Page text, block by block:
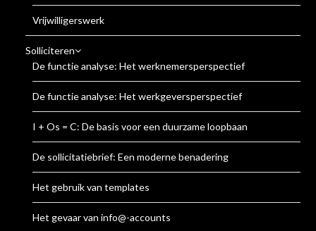
Vrijwilligerswerk
Solliciteren
De functie analyse: Het werknemersperspectief
De functie analyse: Het werkgeversperspectief
I + Os = C: De basis voor een duurzame loopbaan
De sollicitatiebrief: Een moderne benadering
Het gebruik van templates
Het gevaar van info@-accounts